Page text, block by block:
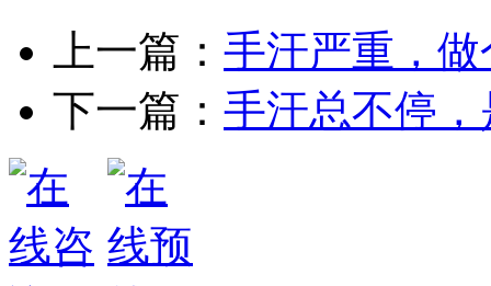
上一篇： 手汗严重，
下一篇： 手汗总不停